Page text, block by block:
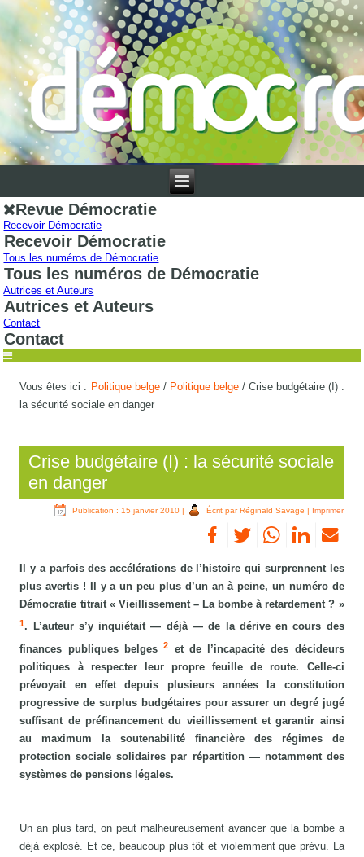
Revue Démocratie
Recevoir Démocratie
Recevoir Démocratie
Tous les numéros de Démocratie
Tous les numéros de Démocratie
Autrices et Auteurs
Autrices et Auteurs
Contact
Contact
Vous êtes ici : Politique belge/ Politique belge/ Crise budgétaire (I) :
la sécurité sociale en danger
Crise budgétaire (I) : la sécurité sociale
en danger
Publication : 15 janvier 2010| Écrit par Réginald Savage | Imprimer
Il y a parfois des accélérations de l’histoire qui surprennent les
plus avertis ! Il y a un peu plus d’un an à peine, un numéro de
Démocratie titrait « Vieillissement – La bombe à retardement ? »
1. L’auteur s’y inquiétait — déjà — de la dérive en cours des
finances publiques belges2
et de l’incapacité des décideurs
politiques à respecter leur propre feuille de route. Celle-ci
prévoyait en effet depuis plusieurs années la constitution
progressive de surplus budgétaires pour assurer un degré jugé
suffisant de préfinancement du vieillissement et garantir ainsi
au maximum la soutenabilité financière des régimes de
protection sociale solidaires par répartition — notamment des
systèmes de pensions légales.
Un an plus tard, on peut malheureusement avancer que la bombe a
déjà explosé. Et ce, beaucoup plus tôt et violemment que prévu. La